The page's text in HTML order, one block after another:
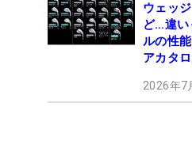
ウェッ
ど…違い
ルの性
アカタ
2026年7